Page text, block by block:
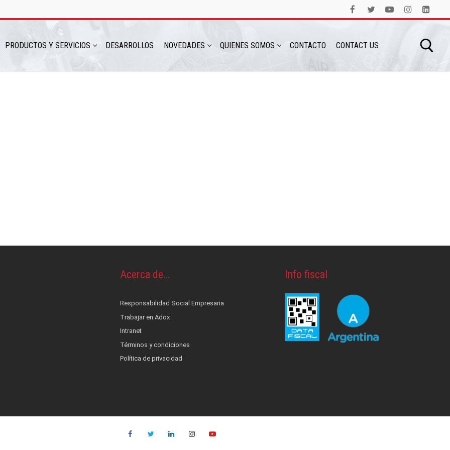
PRODUCTOS Y SERVICIOS DESARROLLOS NOVEDADES QUIENES SOMOS CONTACTO CONTACT US
y Bombas de infusión
alerta, control, medición y monitoreo
Social Empresaria
Acerca de…
Responsabilidad Social Empresaria
Trabajar en Adox
Intranet
Términos y condiciones
Política de privacidad
Info fiscal